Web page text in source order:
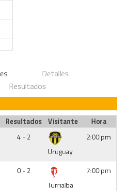
Detalles
Resultados
Resultados Visitante
Hora
4 - 2
Uruguay
2:00 pm
0 - 2
Turrialba
7:00 pm